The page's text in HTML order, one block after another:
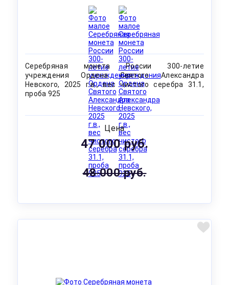
Серебряная монета России 300-летие
учреждения Ордена Святого Александра
Невского, 2025 г.в., вес чистого серебра 31.1,
проба 925
Цена
47 000 руб.
48 000 руб.